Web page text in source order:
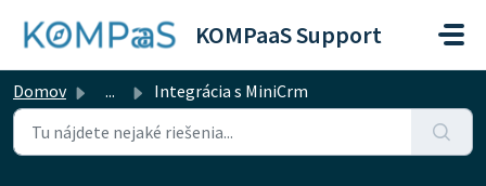
KOMPaaS Support
Domov ... Integrácia s MiniCrm